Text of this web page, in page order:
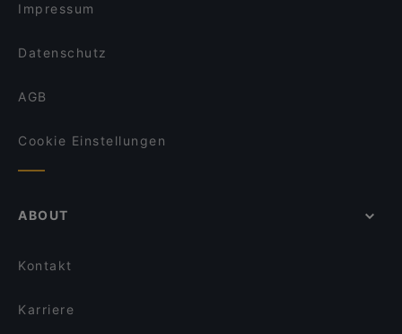
Impressum
Datenschutz
AGB
Cookie Einstellungen
ABOUT
Kontakt
Karriere